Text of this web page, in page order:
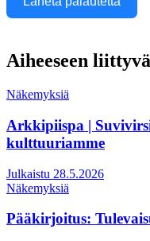
Aiheeseen
Näkemyksiä
Arkkipiispa |
kulttuuriamme
Julkaistu 28.5.2026
Näkemyksiä
Pääkirjoitus: